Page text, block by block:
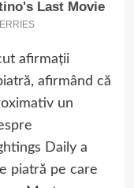
afirmații
afirmând că
un
Daily a
piatră pe care